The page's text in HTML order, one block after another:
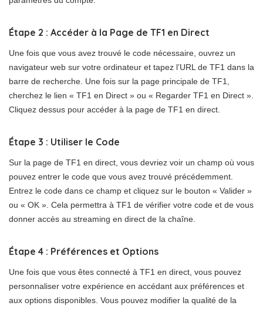
Étape 2 : Accéder à la Page de TF1 en Direct
Une fois que vous avez trouvé le code nécessaire, ouvrez un
navigateur web sur votre ordinateur et tapez l’URL de TF1 dans la
barre de recherche. Une fois sur la page principale de TF1,
cherchez le lien « TF1 en Direct » ou « Regarder TF1 en Direct ».
Cliquez dessus pour accéder à la page de TF1 en direct.
Étape 3 : Utiliser le Code
Sur la page de TF1 en direct, vous devriez voir un champ où vous
pouvez entrer le code que vous avez trouvé précédemment.
Entrez le code dans ce champ et cliquez sur le bouton « Valider »
ou « OK ». Cela permettra à TF1 de vérifier votre code et de vous
donner accès au streaming en direct de la chaîne.
Étape 4 : Préférences et Options
Une fois que vous êtes connecté à TF1 en direct, vous pouvez
personnaliser votre expérience en accédant aux préférences et
aux options disponibles. Vous pouvez modifier la qualité de la